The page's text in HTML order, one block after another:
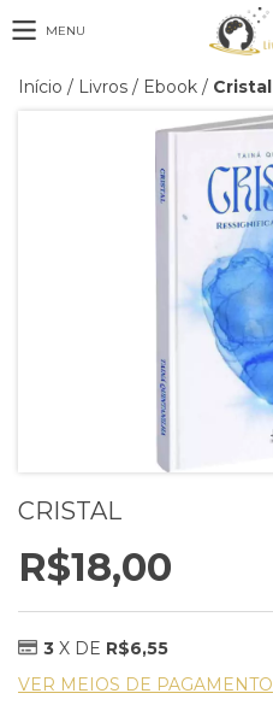
MENU
Início / Livros / Ebook / Cristal
CRISTAL
R$18,00
3 X DE R$6,55
VER MEIOS DE PAGAMENTO